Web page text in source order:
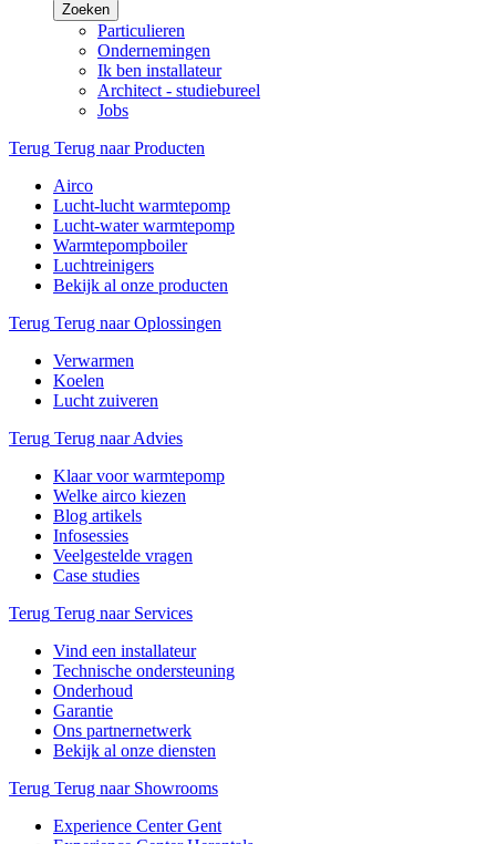
Zoeken
Particulieren
Ondernemingen
Ik ben installateur
Architect - studiebureel
Jobs
Terug Terug naar Producten
Airco
Lucht-lucht warmtepomp
Lucht-water warmtepomp
Warmtepompboiler
Luchtreinigers
Bekijk al onze producten
Terug Terug naar Oplossingen
Verwarmen
Koelen
Lucht zuiveren
Terug Terug naar Advies
Klaar voor warmtepomp
Welke airco kiezen
Blog artikels
Infosessies
Veelgestelde vragen
Case studies
Terug Terug naar Services
Vind een installateur
Technische ondersteuning
Onderhoud
Garantie
Ons partnernetwerk
Bekijk al onze diensten
Terug Terug naar Showrooms
Experience Center Gent